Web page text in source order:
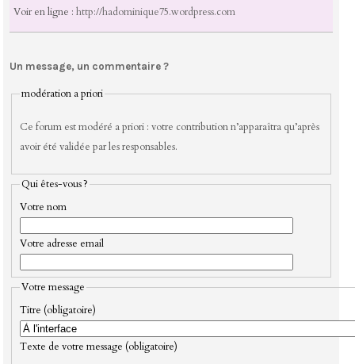
Voir en ligne :http://hadominique75.wordpress.com
Un message, un commentaire ?
modération a priori
Ce forum est modéré a priori : votre contribution n’apparaîtra qu’après
avoir été validée par les responsables.
Qui êtes-vous ?
Votre nom
Votre adresse email
Votre message
Titre (obligatoire)
Texte de votre message (obligatoire)